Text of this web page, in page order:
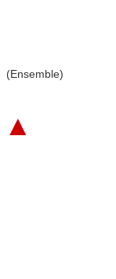
(Ensemble)
▲